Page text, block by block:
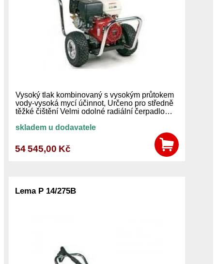
Vysoký tlak kombinovaný s vysokým průtokem
vody-vysoká mycí účinnot, Určeno pro středně
těžké čištění Velmi odolné radiální čerpadlo…
skladem u dodavatele
54 545,00 Kč
Lema P 14/275B